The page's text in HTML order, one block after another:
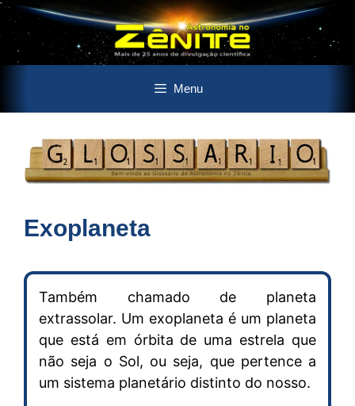
o
conteúdo
Menu
Exoplaneta
Também chamado de planeta
extrassolar. Um exoplaneta é um planeta
que está em órbita de uma estrela que
não seja o Sol, ou seja, que pertence a
um sistema planetário distinto do nosso.